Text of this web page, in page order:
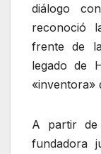
diálogo
reconoció
frente de
legado de
«inventora»
A partir de
fundadora